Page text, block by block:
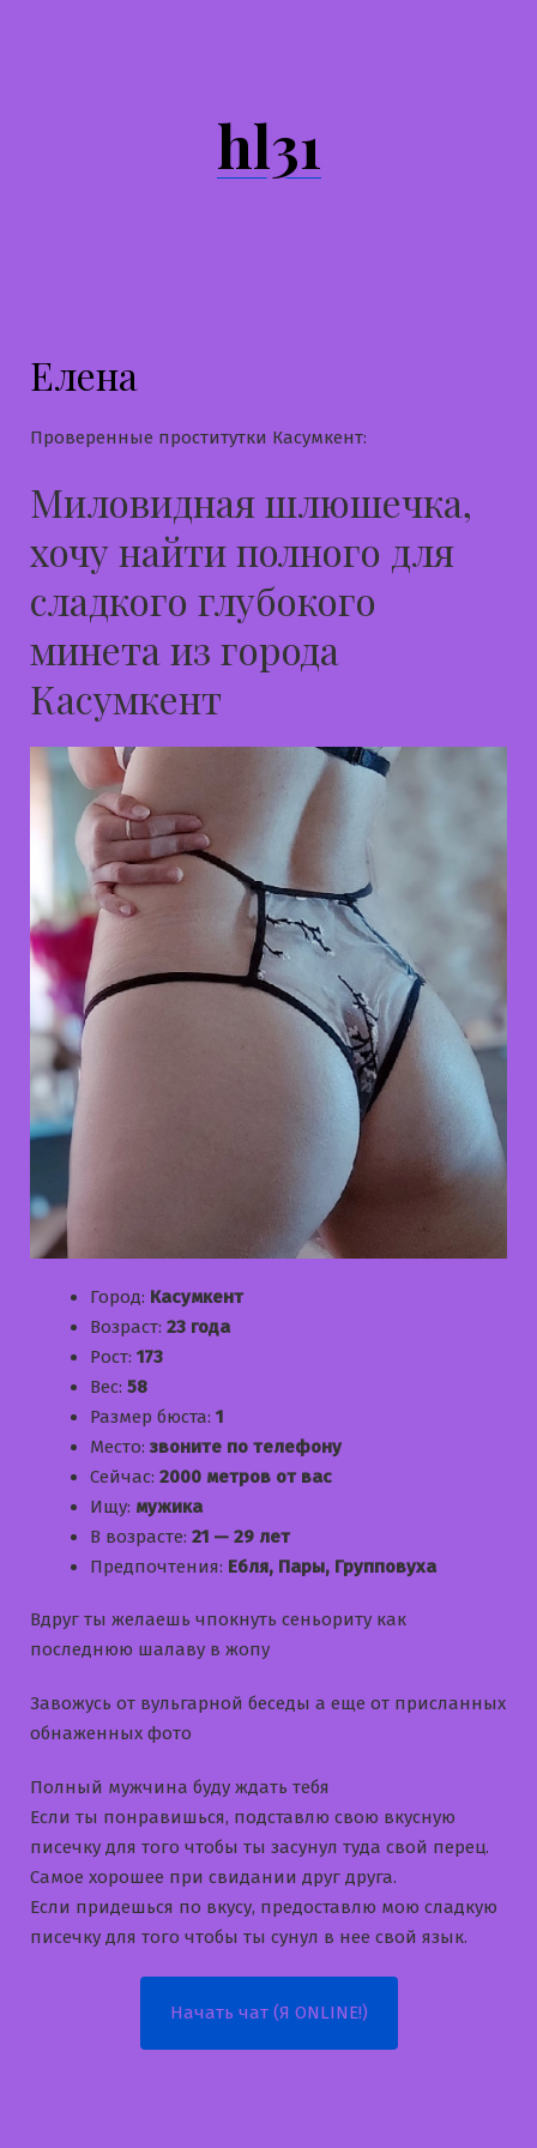
hl31
Елена
Проверенные проститутки Касумкент:
Миловидная шлюшечка,
хочу найти полного для
сладкого глубокого
минета из города
Касумкент
Город: Касумкент
Возраст: 23 года
Рост: 173
Вес: 58
Размер бюста: 1
Место:звоните по телефону
Сейчас: 2000 метров от вас
Ищу: мужика
В возрасте: 21 — 29 лет
Предпочтения: Ебля, Пары, Групповуха
Вдруг ты желаешь чпокнуть сеньориту как
последнюю шалаву в жопу
Завожусь от вульгарной беседы а еще от присланных
обнаженных фото
Полный мужчина буду ждать тебя
Если ты понравишься, подставлю свою вкусную
писечку для того чтобы ты засунул туда свой перец.
Самое хорошее при свидании друг друга.
Если придешься по вкусу, предоставлю мою сладкую
писечку для того чтобы ты сунул в нее свой язык.
Начать чат (Я ONLINE!)